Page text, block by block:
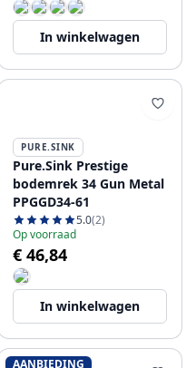
In winkelwagen
PURE.SINK
Pure.Sink Prestige
bodemrek 34 Gun Metal
PPGGD34-61
5.0(2)
Op voorraad
€ 46,84
In winkelwagen
AANBIEDING